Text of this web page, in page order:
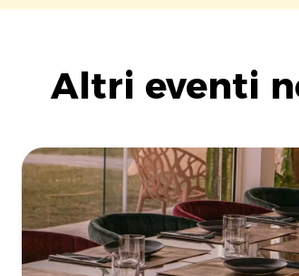
Altri eventi